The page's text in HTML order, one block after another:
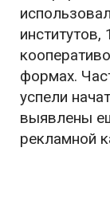
институтов,
формах.
успели
выявлены
рекламной